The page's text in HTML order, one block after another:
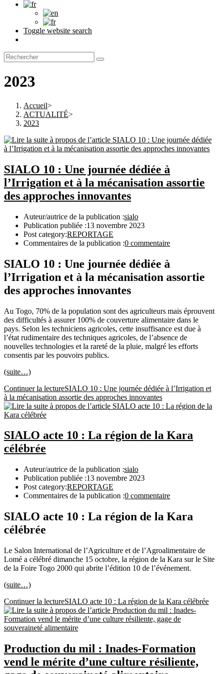
Toggle website search
2023
Accueil>
ACTUALITÉ>
2023
SIALO 10 : Une journée dédiée à
l’Irrigation et à la mécanisation assortie
des approches innovantes
Auteur/autrice de la publication :sialo
Publication publiée :13 novembre 2023
Post category:REPORTAGE
Commentaires de la publication :0 commentaire
SIALO 10 : Une journée dédiée à
l’Irrigation et à la mécanisation assortie
des approches innovantes
Au Togo, 70% de la population sont des agriculteurs mais éprouvent
des difficultés à assurer 100% de couverture alimentaire dans le
pays. Selon les techniciens agricoles, cette insuffisance est due à
l’état rudimentaire des techniques agricoles, de l’absence de
nouvelles technologies et la rareté de la pluie, malgré les efforts
consentis par les pouvoirs publics.
(suite…)
Continuer la lectureSIALO 10 : Une journée dédiée à l’Irrigation et
à la mécanisation assortie des approches innovantes
SIALO acte 10 : La région de la Kara
célébrée
Auteur/autrice de la publication :sialo
Publication publiée :13 novembre 2023
Post category:REPORTAGE
Commentaires de la publication :0 commentaire
SIALO acte 10 : La région de la Kara
célébrée
Le Salon International de l’Agriculture et de l’Agroalimentaire de
Lomé a célébré dimanche 15 octobre, la région de la Kara sur le Site
de la Foire Togo 2000 qui abrite l’édition 10 de l’événement.
(suite…)
Continuer la lectureSIALO acte 10 : La région de la Kara célébrée
Production du mil : Inades-Formation
vend le mérite d’une culture résiliente,